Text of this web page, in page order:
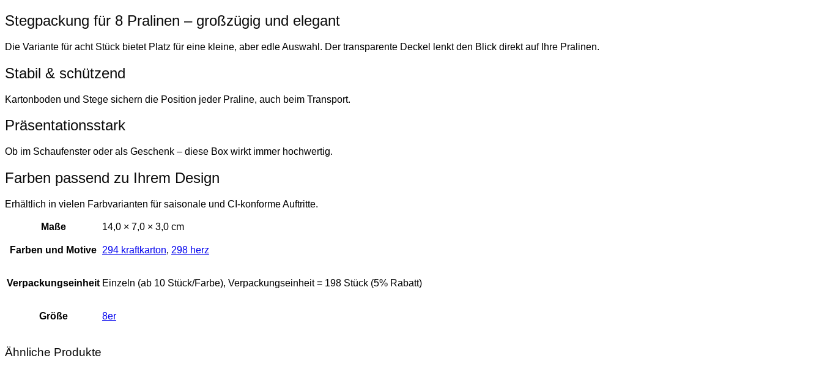
Stegpackung für 8 Pralinen – großzügig und elegant
Die Variante für acht Stück bietet Platz für eine kleine, aber edle Auswahl. Der transparente Deckel lenkt den Blick direkt auf Ihre Pralinen.
Stabil & schützend
Kartonboden und Stege sichern die Position jeder Praline, auch beim Transport.
Präsentationsstark
Ob im Schaufenster oder als Geschenk – diese Box wirkt immer hochwertig.
Farben passend zu Ihrem Design
Erhältlich in vielen Farbvarianten für saisonale und CI-konforme Auftritte.
Maße 14,0 × 7,0 × 3,0 cm
Farben und Motive 294 kraftkarton, 298 herz
Verpackungseinheit Einzeln (ab 10 Stück/Farbe), Verpackungseinheit = 198 Stück (5% Rabatt)
Größe 8er
Ähnliche Produkte